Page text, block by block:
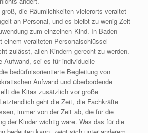
die Räumlichkeiten vielerorts veraltet
an Personal, und es bleibt zu wenig Zeit
zum einzelnen Kind. In Baden-
einem veralteten Personalschlüssel
zulässt, allen Kindern gerecht zu werden.
Aufwand, sei es für individuelle
bedürfnisorientierte Begleitung von
Aufwand und überbordende
die Kitas zusätzlich vor große
geht die Zeit, die Fachkräfte
immer von der Zeit ab, die für die
der Kinder wichtig wäre. Was das für die